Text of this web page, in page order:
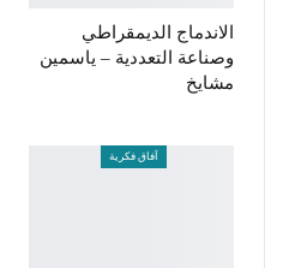
الاندماج الديمقراطي
وصناعة التعددية – ياسمين
مشايخ
آفاق فكرية